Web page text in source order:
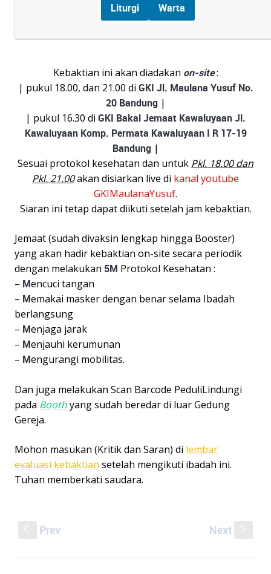
Liturgi Warta
Kebaktian ini akan diadakan on-site:
| pukul 18.00, dan 21.00 di GKI Jl. Maulana Yusuf No.
20 Bandung|
| pukul 16.30 di GKI Bakal Jemaat Kawaluyaan Jl.
Kawaluyaan Komp. Permata Kawaluyaan I R 17-19
Bandung|
Sesuai protokol kesehatan dan untuk Pkl. 18.00 dan
Pkl. 21.00akan disiarkan live di kanal youtube
GKIMaulanaYusuf.
Siaran ini tetap dapat diikuti setelah jam kebaktian.
Jemaat (sudah divaksin lengkap hingga Booster)
yang akan hadir kebaktian on-site secara periodik
dengan melakukan 5M Protokol Kesehatan :
– Mencuci tangan
– Memakai masker dengan benar selama Ibadah
berlangsung
– Menjaga jarak
– Menjauhi kerumunan
– Mengurangi mobilitas.
Dan juga melakukan Scan Barcode PeduliLindungi
pada Boothyang sudah beredar di luar Gedung
Gereja.
Mohon masukan (Kritik dan Saran) di lembar
evaluasi kebaktian setelah mengikuti ibadah ini.
Tuhan memberkati saudara.
Prev Next